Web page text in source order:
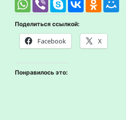
Поделиться ссылкой:
Facebook X
Понравилось это: